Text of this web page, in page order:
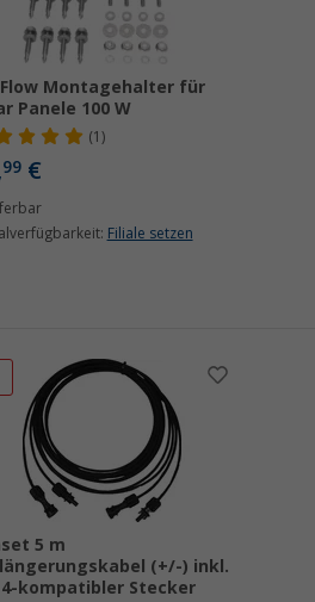
Montagehalter für
Panele 100 W
(1)
99 €
Filiale setzen
5 m
(+/-) inkl.
4-kompatibler Stecker